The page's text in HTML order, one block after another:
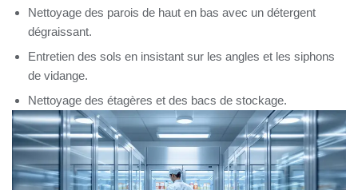
Nettoyage des parois de haut en bas avec un détergent
dégraissant.
Entretien des sols en insistant sur les angles et les siphons
de vidange.
Nettoyage des étagères et des bacs de stockage.